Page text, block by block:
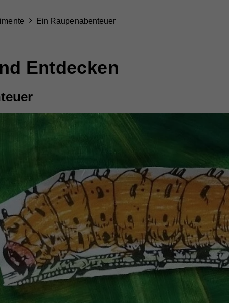
Ein Raupenabenteuer
Entdecken